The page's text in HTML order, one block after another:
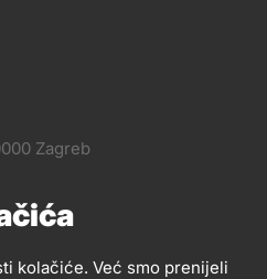
kolačiće. Već smo prenijeli
Zagreb